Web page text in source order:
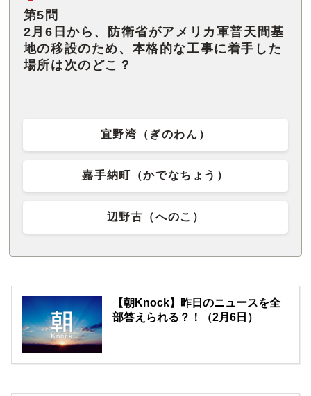
第5問
2月6日から、防衛省がアメリカ軍普天間基
地の移設のため、本格的な工事に着手した
場所は次のどこ？
宜野湾（ぎのわん）
嘉手納町（かでなちょう）
辺野古（へのこ）
【朝Knock】昨日のニュースを全
部答えられる？！（2月6日）